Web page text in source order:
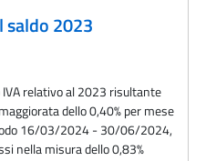
saldo 2023
relativo al 2023 risultante
dello 0,40% per mese
16/03/2024 - 30/06/2024,
nella misura dello 0,83%